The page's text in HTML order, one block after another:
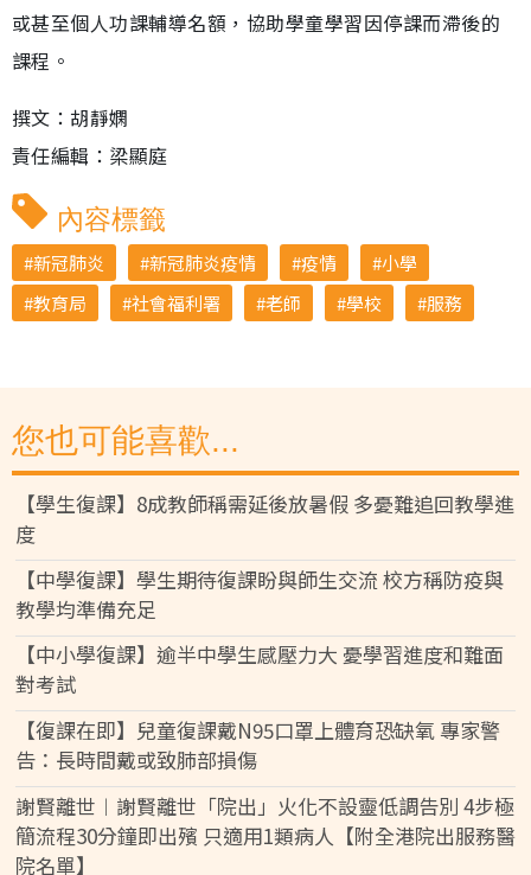
或甚至個人功課輔導名額，協助學童學習因停課而滯後的
課程。
撰文：胡靜嫻
責任編輯：梁顯庭
內容標籤
新冠肺炎 新冠肺炎疫情 疫情
小學
教育局
社會福利署 老師 學校 服務
您也可能喜歡...
【學生復課】8成教師稱需延後放暑假 多憂難追回教學進
度
【中學復課】學生期待復課盼與師生交流 校方稱防疫與
教學均準備充足
【中小學復課】逾半中學生感壓力大 憂學習進度和難面
對考試
【復課在即】兒童復課戴N95口罩上體育恐缺氧 專家警
告：長時間戴或致肺部損傷
謝賢離世︱謝賢離世「院出」火化不設靈低調告別 4步極
簡流程30分鐘即出殯 只適用1類病人【附全港院出服務醫
院名單】